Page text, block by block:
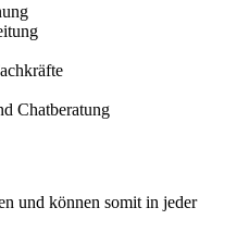
Chatberatung
und können somit in jeder